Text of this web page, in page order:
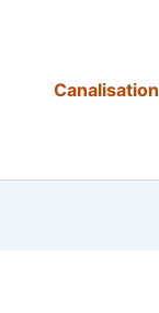
Canalisation